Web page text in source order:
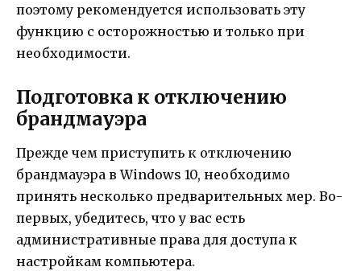
поэтому рекомендуется использовать эту
функцию с осторожностью и только при
необходимости.
Подготовка к отключению
брандмауэра
Прежде чем приступить к отключению
брандмауэра в Windows 10, необходимо
принять несколько предварительных мер. Во-
первых, убедитесь, что у вас есть
административные права для доступа к
настройкам компьютера.